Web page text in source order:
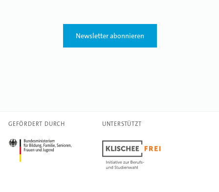
Newsletter abonnieren
GEFÖRDERT DURCH UNTERSTÜTZT